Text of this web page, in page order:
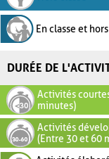
En classe et
DURÉE DE
Activités
minutes)
Activités
(Entre 30 et 60